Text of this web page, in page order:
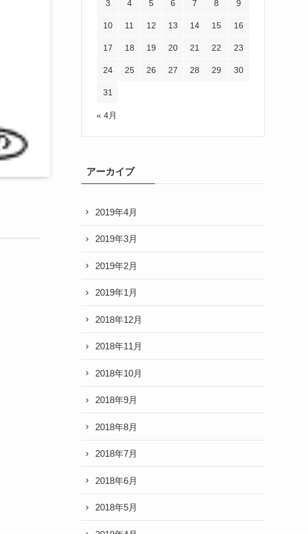
3 4 5 6 7 8 9
10 11 12 13 14 15 16
17 18 19 20 21 22 23
24 25 26 27 28 29 30
31
« 4月
アーカイブ
2019年4月
2019年3月
2019年2月
2019年1月
2018年12月
2018年11月
2018年10月
2018年9月
2018年8月
2018年7月
2018年6月
2018年5月